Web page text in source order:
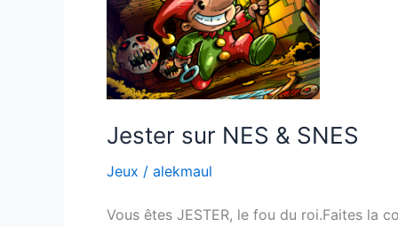
Jester sur NES & SNES
Jeux / alekmaul
Vous êtes JESTER, le fou du roi.Faites la